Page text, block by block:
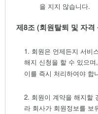
을 지지 않습니다.
제8조(회원탈퇴 및 자격
1. 회원은 언제든지 서비
해지 신청을 할 수 있으며,
이를 즉시 처리하여야 합
2. 회원이 계약을 해지할
라 회사가 회원정보를 보